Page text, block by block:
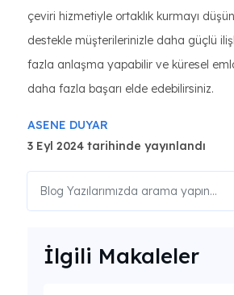
çeviri hizmetiyle ortaklık kurmayı
destekle müşterilerinizle daha güçlü
fazla anlaşma yapabilir ve küresel
daha fazla başarı elde edebilirsiniz.
ASENE DUYAR
3 Eyl 2024 tarihinde yayınlandı
İlgili Makaleler